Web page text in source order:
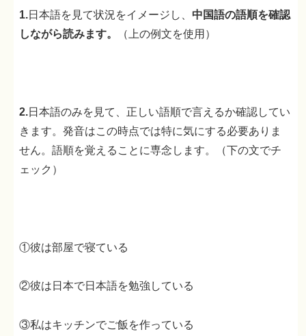
1.日本語を見て状況をイメージし、 中国語の語順を確認
しながら読みます。
（上の例文を使用）
2.日本語のみを見て、正しい語順で言えるか確認してい
きます。発音はこの時点では特に気にする必要ありま
せん。語順を覚えることに専念します。（下の文でチ
ェック）
①彼は部屋で寝ている
②彼は日本で日本語を勉強している
③私はキッチンでご飯を作っている